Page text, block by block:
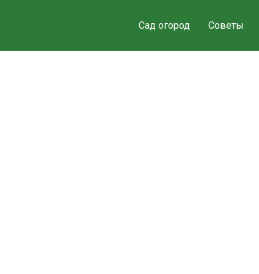
Сад огород Советы